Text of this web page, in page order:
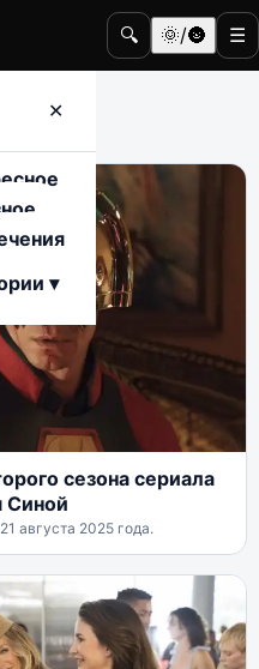
🔍 🌞/🌚 ☰
✕
▾
сезона сериала
Синой
августа 2025 года.